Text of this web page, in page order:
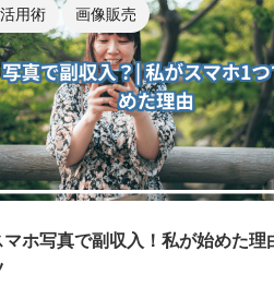
用術 画像販売
マホ写真で副収入！私が始めた理